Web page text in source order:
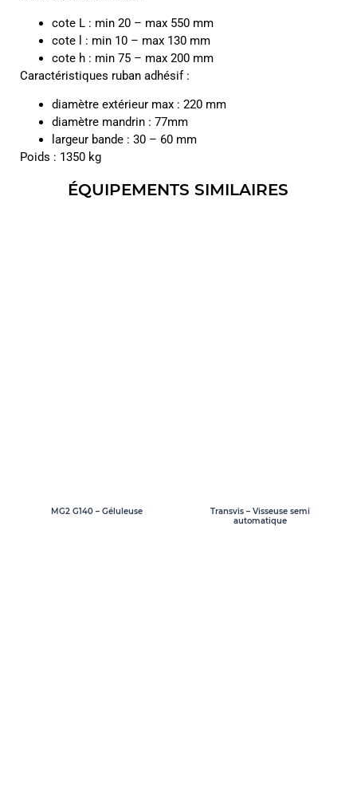
cote L : min 20 – max 550 mm
cote l : min 10 – max 130 mm
cote h : min 75 – max 200 mm
Caractéristiques ruban adhésif :
diamètre extérieur max : 220 mm
diamètre mandrin : 77mm
largeur bande : 30 – 60 mm
Poids : 1350 kg
ÉQUIPEMENTS SIMILAIRES
MG2 G140 – Géluleuse
Transvis – Visseuse semi
automatique